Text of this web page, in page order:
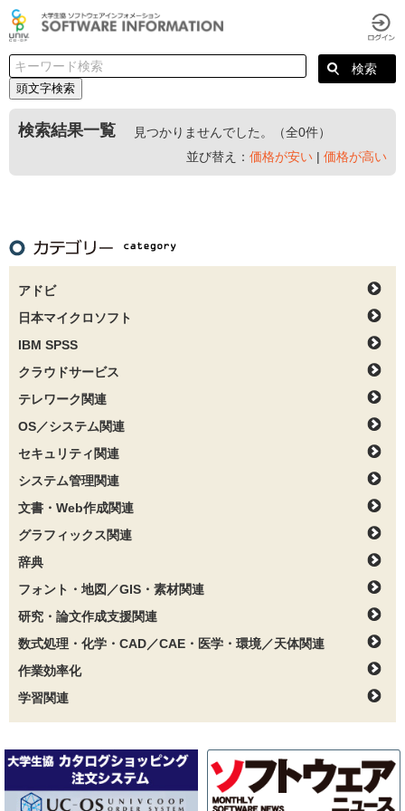
頭文字検索
検索結果一覧
見つかりませんでした。（全0件）
並び替え： 価格が安い | 価格が高い
アドビ
日本マイクロソフト
IBM SPSS
クラウドサービス
テレワーク関連
OS／システム関連
セキュリティ関連
システム管理関連
文書・Web作成関連
グラフィックス関連
辞典
フォント・地図／GIS・素材関連
研究・論文作成支援関連
数式処理・化学・CAD／CAE・医学・環境／天体関連
作業効率化
学習関連